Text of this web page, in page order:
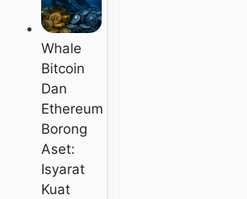
Whale
Bitcoin
Dan
Ethereum
Borong
Aset:
Isyarat
Kuat